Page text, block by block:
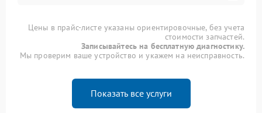
Цены в прайс-листе указаны ориентировочные, без учета
стоимости запчастей.
Записывайтесь на бесплатную диагностику.
Мы проверим ваше устройство и укажем на неисправность.
Показать все услуги